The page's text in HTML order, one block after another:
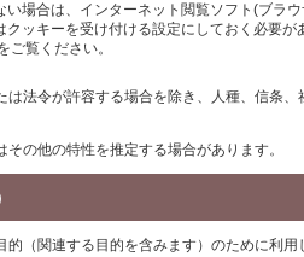
場合は、インターネット閲覧ソフト(ブラ
ッキーを受け付ける設定にしておく必要が
ご覧ください。
法令が許容する場合を除き、人種、信条
の他の特性を推定する場合があります。
（関連する目的を含みます）のために利用